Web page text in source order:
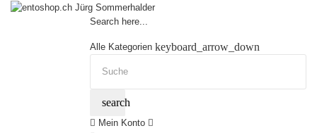
Search here...
Alle Kategorien keyboard_arrow_down
search
Mein Konto